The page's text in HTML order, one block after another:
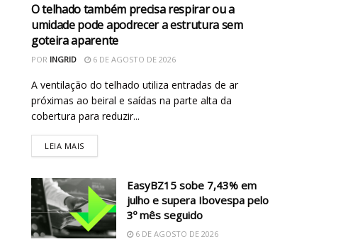
O telhado também precisa respirar ou a
umidade pode apodrecer a estrutura sem
goteira aparente
POR INGRID 6 DE AGOSTO DE 2026
A ventilação do telhado utiliza entradas de ar
próximas ao beiral e saídas na parte alta da
cobertura para reduzir...
LEIA MAIS
EasyBZ15 sobe 7,43% em
julho e supera Ibovespa pelo
3º mês seguido
6 DE AGOSTO DE 2026